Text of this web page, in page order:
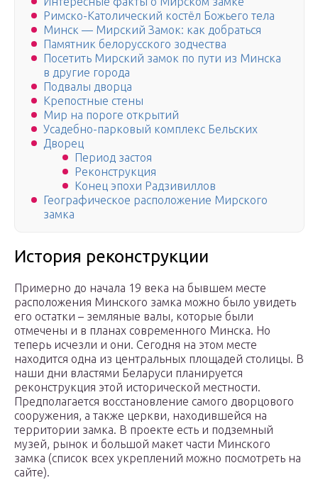
Римско-Католический костёл Божьего тела
Минск — Мирский Замок: как добраться
Памятник белорусского зодчества
Посетить Мирский замок по пути из Минска
в другие города
Подвалы дворца
Крепостные стены
Мир на пороге открытий
Усадебно-парковый комплекс Бельских
Дворец
Период застоя
Реконструкция
Конец эпохи Радзивиллов
Географическое расположение Мирского
замка
История реконструкции
Примерно до начала 19 века на бывшем месте
расположения Минского замка можно было увидеть
его остатки – земляные валы, которые были
отмечены и в планах современного Минска. Но
теперь исчезли и они. Сегодня на этом месте
находится одна из центральных площадей столицы. В
наши дни властями Беларуси планируется
реконструкция этой исторической местности.
Предполагается восстановление самого дворцового
сооружения, а также церкви, находившейся на
территории замка. В проекте есть и подземный
музей, рынок и большой макет части Минского
замка (список всех укреплений можно посмотреть на
сайте).